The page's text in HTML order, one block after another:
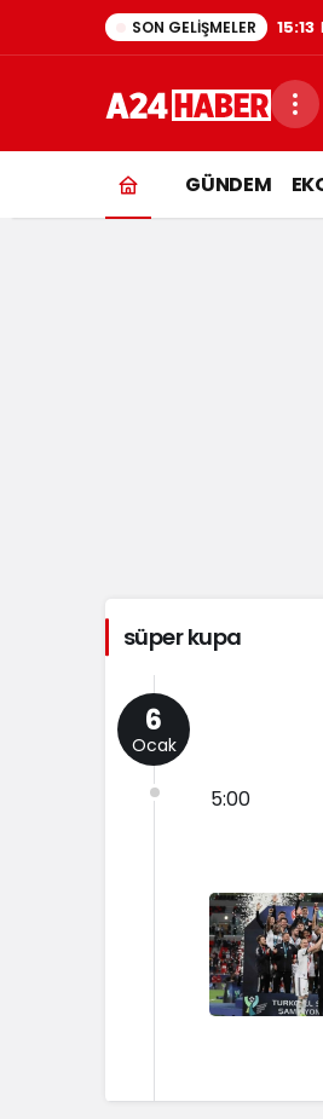
SON GELIŞMELER 15:13
süper
kupaGÜNDEM
süper kupa
6
Ocak
5:00